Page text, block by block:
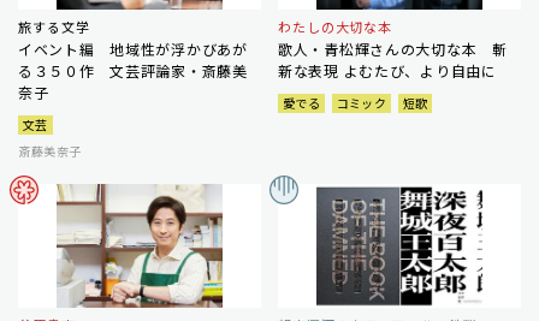
旅する文学
イベント編 地域性が浮かびあが
る３５０作 文芸評論家・斎藤美
奈子
文芸
斎藤美奈子
わたしの大切な本
歌人・青松輝さんの大切な本 斬
新な表現 よむたび、より自由に
愛でる コミック 短歌